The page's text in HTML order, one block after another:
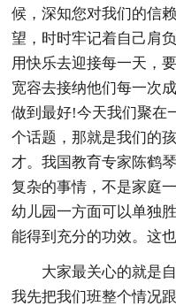
候，深知您对我们的信
望，时时牢记着自己肩
用快乐去迎接每一天，
宽容去接纳他们每一次
做到最好!今天我们聚在
个话题，那就是我们的
才。我国教育专家陈鹤
复杂的事情，不是家庭
幼儿园一方面可以单独
能得到充分的功效。这
大家最关心的就是
我先把我们班整个情况